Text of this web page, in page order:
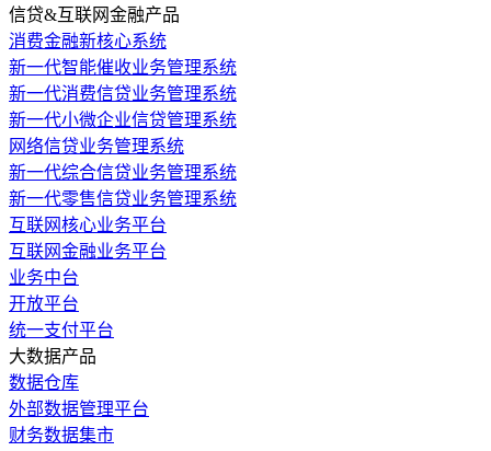
信贷&互联网金融产品
消费金融新核心系统
新一代智能催收业务管理系统
新一代消费信贷业务管理系统
新一代小微企业信贷管理系统
网络信贷业务管理系统
新一代综合信贷业务管理系统
新一代零售信贷业务管理系统
互联网核心业务平台
互联网金融业务平台
业务中台
开放平台
统一支付平台
大数据产品
数据仓库
外部数据管理平台
财务数据集市